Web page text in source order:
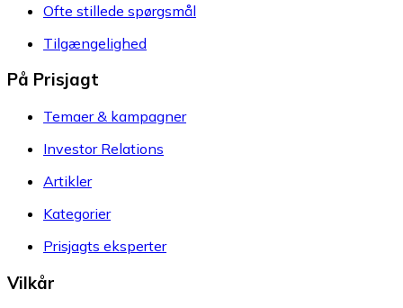
Ofte stillede spørgsmål
Tilgængelighed
På Prisjagt
Temaer & kampagner
Investor Relations
Artikler
Kategorier
Prisjagts eksperter
Vilkår